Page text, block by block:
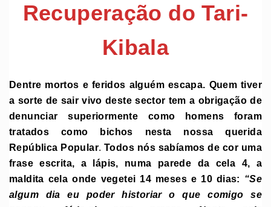
Recuperação do Tari-
Kibala
Dentre mortos e feridos alguém escapa. Quem tiver
a sorte de sair vivo deste sector tem a obrigação de
denunciar superiormente como homens foram
tratados como bichos nesta nossa querida
República Popular.Todos nós sabíamos de cor uma
frase escrita, a lápis, numa parede da cela 4, a
maldita cela onde vegetei 14 meses e 10 dias: “Se
algum dia eu poder historiar o que comigo se